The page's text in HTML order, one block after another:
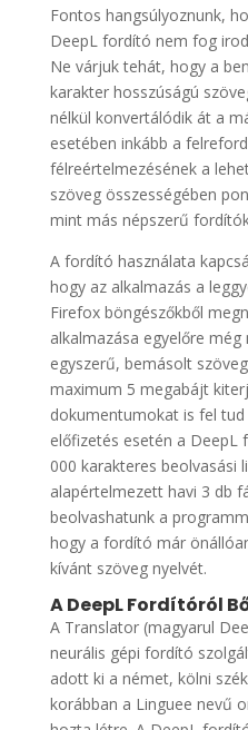
Fontos hangsúlyoznunk,
DeepL fordító nem fog
Ne várjuk tehát, hogy a
karakter hosszúságú
nélkül konvertálódik át a
esetében inkább a
félreértelmezésének a
szöveg összességében
mint más népszerű
A fordító használata
hogy az alkalmazás a
Firefox böngészőkből
alkalmazása egyelőre
egyszerű, bemásolt
maximum 5 megabájt
dokumentumokat is fel
előfizetés esetén a DeepL
000 karakteres beolvasási
alapértelmezett havi 3 db
beolvashatunk a
hogy a fordító már
kívánt szöveg nyelvét.
A DeepL Fordítóról
A Translator (magyarul
neurális gépi fordító
adott ki a német, kölni
korábban a Linguee nevű